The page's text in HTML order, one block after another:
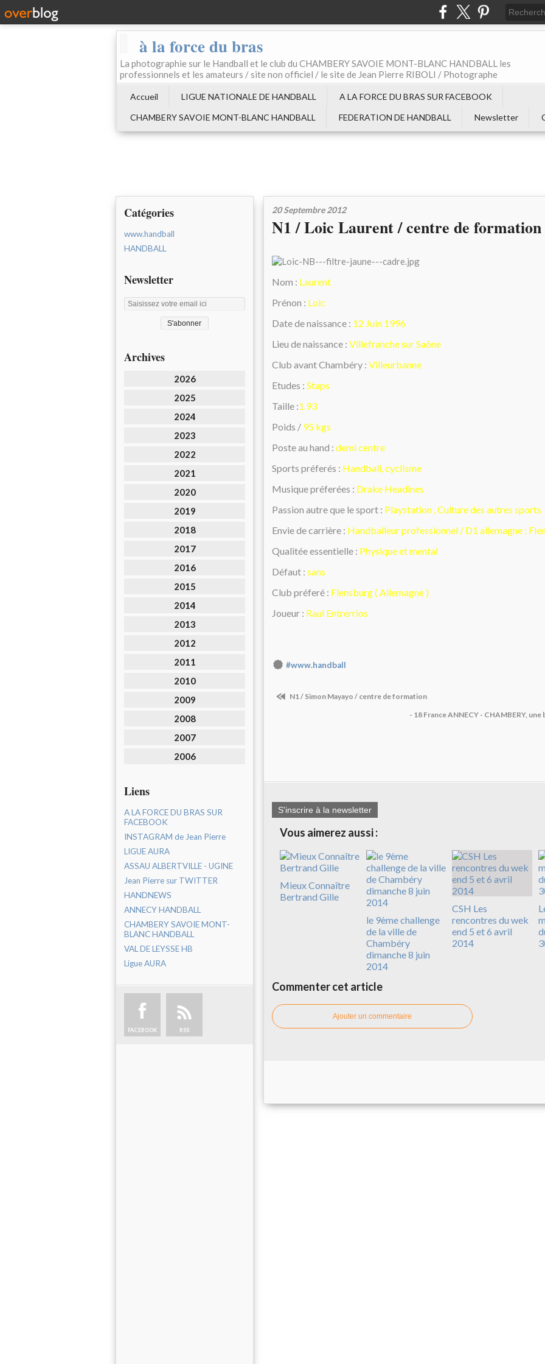
à la force du bras
La photographie sur le Handball et le club du CHAMBERY SAVOIE MONT-BLANC HANDBALL les
professionnels et les amateurs / site non officiel / le site de Jean Pierre RIBOLI / Photographe
Accueil LIGUE NATIONALE DE HANDBALL
A LA FORCE DU BRAS SUR FACEBOOK
CHAMBERY SAVOIE MONT-BLANC HANDBALL
FEDERATION DE HANDBALL Newsletter
Catégories
www.handball
HANDBALL
Newsletter
Archives
2026
2025
2024
2023
2022
2021
2020
2019
2018
2017
2016
2015
2014
2013
2012
2011
2010
2009
2008
2007
2006
Liens
A LA FORCE DU BRAS SUR
FACEBOOK
INSTAGRAM de Jean Pierre
LIGUE AURA
ASSAU ALBERTVILLE - UGINE
Jean Pierre sur TWITTER
HANDNEWS
ANNECY HANDBALL
CHAMBERY SAVOIE MONT-
BLANC HANDBALL
VAL DE LEYSSE HB
Ligue AURA
FACEBOOK RSS
20 Septembre 2012
N1 / Loic Laurent / centre de formation
Nom : Laurent
Prénon : Loic
Date de naissance : 12 Juin 1996
Lieu de naissance : Villefranche sur Saône
Club avant Chambéry : Villeurbanne
Etudes : Staps
Taille :1.93
Poids / 95 kgs
Poste au hand : demi centre
Sports préferés : Handball, cyclisme
Musique préferées : Drake Headines
Passion autre que le sport : Playstation , Culture des autres sports
Envie de carrière : Handballeur professionnel / D1 allemagne :
Qualitée essentielle : Physique et mental
Défaut : sans
Club préferé : Flensburg ( Allemagne )
Joueur : Raul Entrerrios
#www.handball
N1 / Simon Mayayo / centre de formation
- 18 France ANNECY - CHAMBERY,
S'inscrire à la newsletter
Vous aimerez aussi :
Mieux Connaître
Bertrand Gille
le 9ème challenge
de la ville de
Chambéry
dimanche 8 juin
2014
CSH Les
rencontres du wek
end 5 et 6 avril
2014
Commenter cet article
Ajouter un commentaire